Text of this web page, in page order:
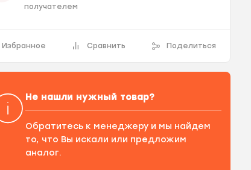
получателем
Избранное Сравнить Поделиться
Не нашли нужный товар?
Обратитесь к менеджеру и мы найдем
то, что Вы искали или предложим
аналог.